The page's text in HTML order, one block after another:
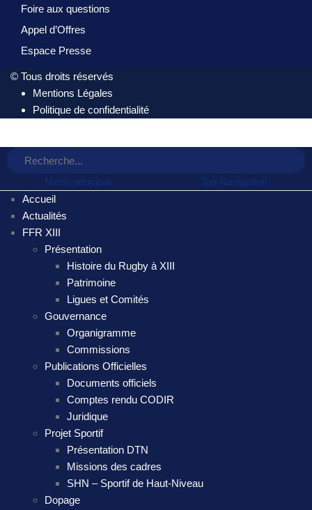
Foire aux questions
Appel d’Offres
Espace Presse
© Tous droits réservés
Mentions Légales
Politique de confidentialité
Menu principal
Top Navigation
Accueil
Actualités
FFR XIII
Présentation
Histoire du Rugby à XIII
Patrimoine
Ligues et Comités
Gouvernance
Organigramme
Commissions
Publications Officielles
Documents officiels
Comptes rendu CODIR
Juridique
Projet Sportif
Présentation DTN
Missions des cadres
SHN – Sportif de Haut-Niveau
Dopage